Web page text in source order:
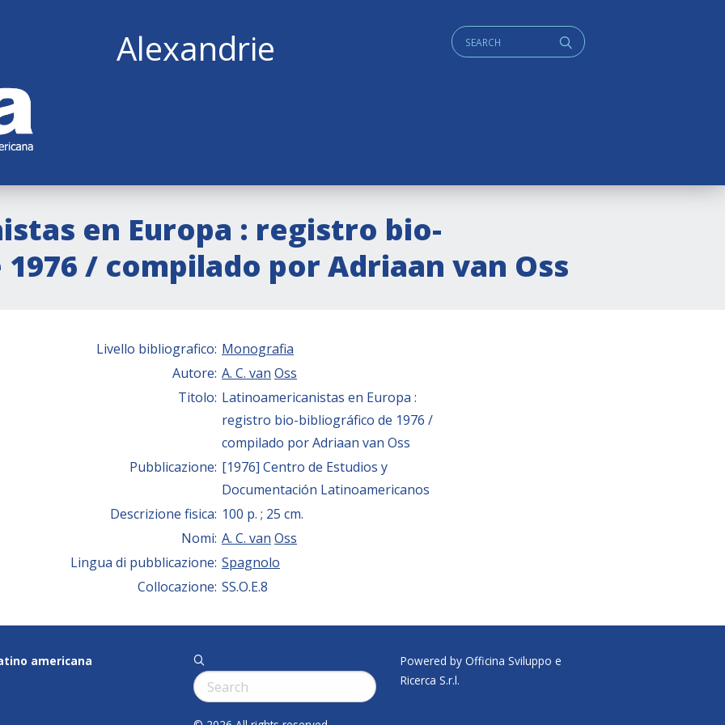
Alexandrie q
Cerca:
en Europa : registro bio-
/ compilado por Adriaan van Oss
Livello bibliografico: Monografia
Autore: A. C. van Oss
Titolo: Latinoamericanistas en Europa :
registro bio-bibliográfico de 1976 /
compilado por Adriaan van Oss
Pubblicazione: [1976] Centro de Estudios y
Documentación Latinoamericanos
Descrizione fisica: 100 p. ; 25 cm.
Nomi: A. C. van Oss
Lingua di pubblicazione: Spagnolo
Collocazione: SS.O.E.8
americana
q
Cerca:
Powered by Officina Sviluppo e
Ricerca S.r.l.